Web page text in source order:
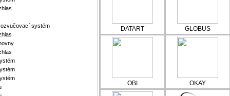
systém
DATART GLOBUS
OBI OKAY